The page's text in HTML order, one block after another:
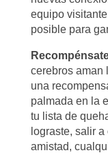
equipo
posible para
cerebros aman
una
palmada en la
tu lista de
lograste, salir
amistad,